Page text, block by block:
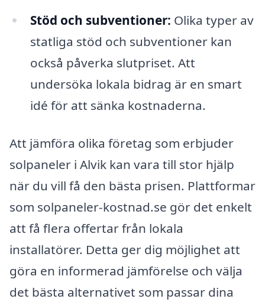
Stöd och subventioner: Olika typer av
statliga stöd och subventioner kan
också påverka slutpriset. Att
undersöka lokala bidrag är en smart
idé för att sänka kostnaderna.
Att jämföra olika företag som erbjuder
solpaneler i Alvik kan vara till stor hjälp
när du vill få den bästa prisen. Plattformar
som solpaneler-kostnad.se gör det enkelt
att få flera offertar från lokala
installatörer. Detta ger dig möjlighet att
göra en informerad jämförelse och välja
det bästa alternativet som passar dina